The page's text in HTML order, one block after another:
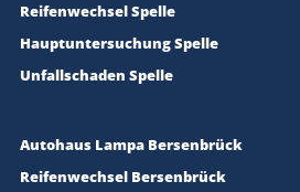
Reifenwechsel Spelle
Hauptuntersuchung Spelle
Unfallschaden Spelle
Autohaus Lampa Bersenbrück
Reifenwechsel Bersenbrück